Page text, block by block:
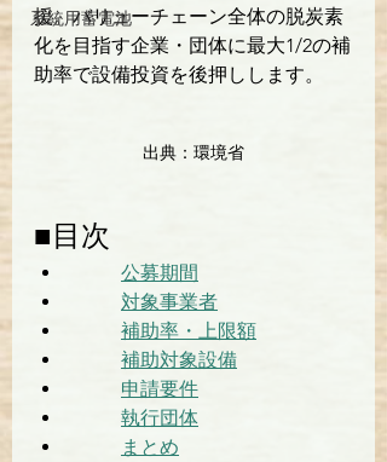
系統用蓄電池
援。バリューチェーン全体の脱炭素
化を目指す企業・団体に最大1/2の補
助率で設備投資を後押しします。
出典：環境省
■目次
公募期間
対象事業者
補助率・上限額
補助対象設備
申請要件
執行団体
まとめ